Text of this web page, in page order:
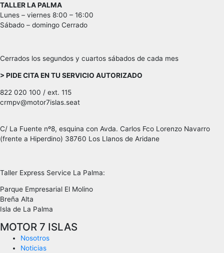
TALLER LA PALMA
Lunes – viernes 8:00 – 16:00
Sábado – domingo Cerrado
Cerrados los segundos y cuartos sábados de cada mes
> PIDE CITA EN TU SERVICIO AUTORIZADO
822 020 100 / ext. 115
crmpv@motor7islas.seat
C/ La Fuente nº8, esquina con Avda. Carlos Fco Lorenzo Navarro
(frente a Hiperdino) 38760 Los Llanos de Aridane
Taller Express Service La Palma:
Parque Empresarial El Molino
Breña Alta
Isla de La Palma
MOTOR 7 ISLAS
Nosotros
Noticias